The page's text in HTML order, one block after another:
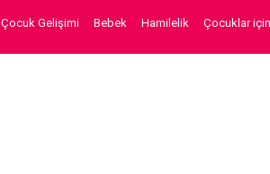
Çocuk Gelişimi Bebek Hamilelik Çocuklar